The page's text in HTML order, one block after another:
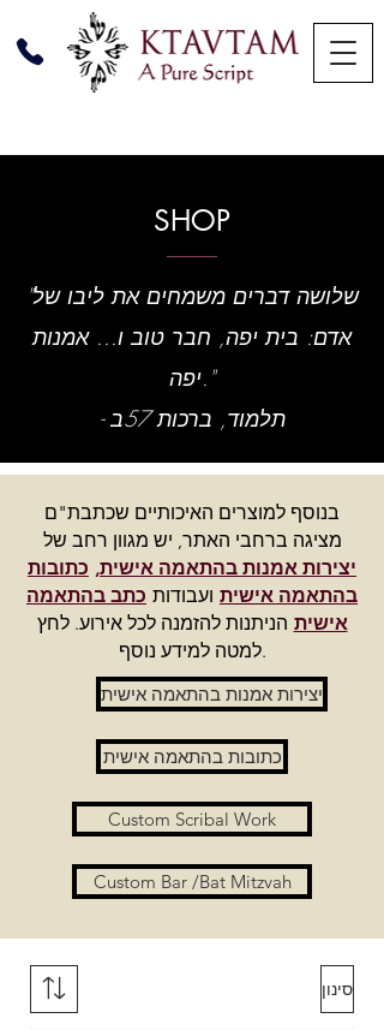
SHOP
"שלושה דברים משמחים את ליבו של
אדם: בית יפה, חבר טוב ו... אמנות
יפה."
- תלמוד, ברכות 57ב
בנוסף למוצרים האיכותיים שכתבת"ם
מציגה ברחבי האתר, יש מגוון רחב של
יצירות אמנות בהתאמה אישית, כתובות
בהתאמה אישית ועבודות כתב בהתאמה
אישית הניתנות להזמנה לכל אירוע. לחץ
למטה למידע נוסף.
יצירות אמנות בהתאמה אישית
כתובות בהתאמה אישית
Custom Scribal Work
Custom Bar /Bat Mitzvah
סינון